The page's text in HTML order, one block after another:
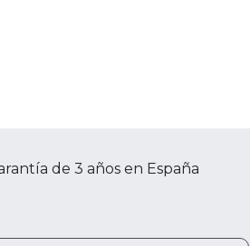
de 3 años en España